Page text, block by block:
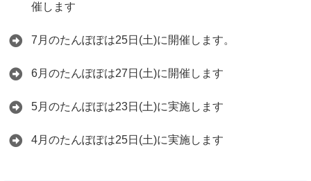
催します
7月のたんぽぽは25日(土)に開催します。
6月のたんぽぽは27日(土)に開催します
5月のたんぽぽは23日(土)に実施します
4月のたんぽぽは25日(土)に実施します